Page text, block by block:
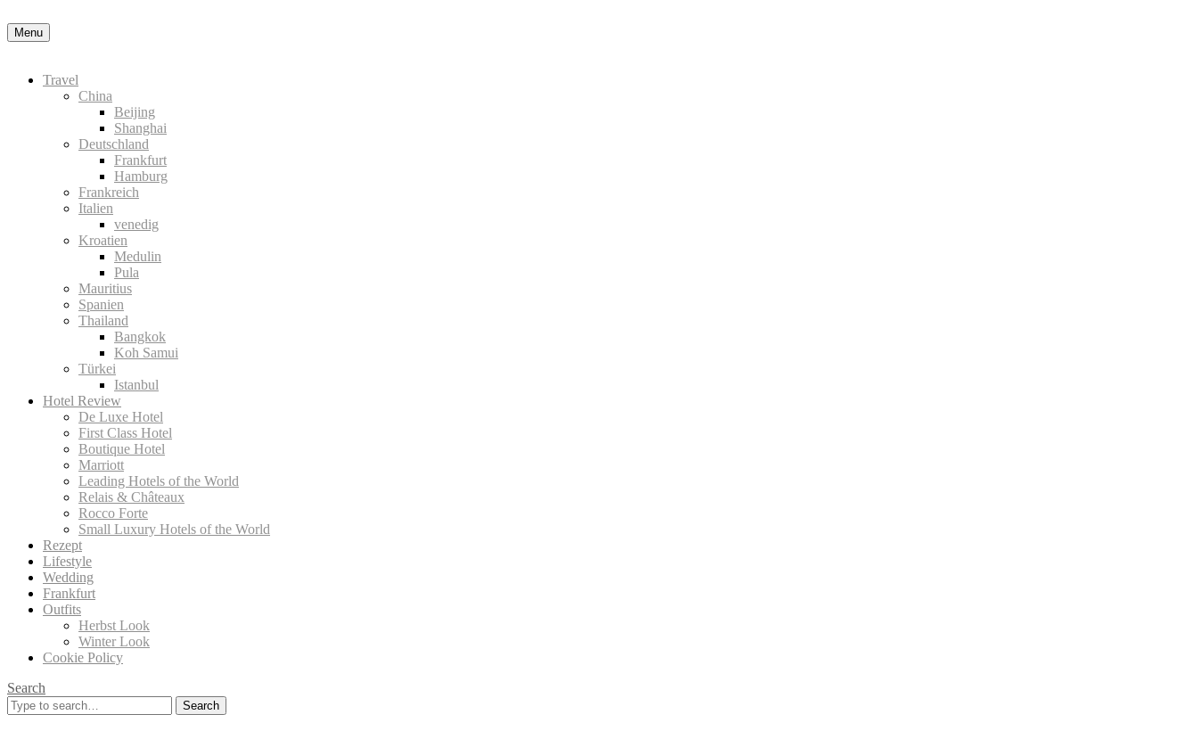
Menu
Travel
China
Beijing
Shanghai
Deutschland
Frankfurt
Hamburg
Frankreich
Italien
venedig
Kroatien
Medulin
Pula
Mauritius
Spanien
Thailand
Bangkok
Koh Samui
Türkei
Istanbul
Hotel Review
De Luxe Hotel
First Class Hotel
Boutique Hotel
Marriott
Leading Hotels of the World
Relais & Châteaux
Rocco Forte
Small Luxury Hotels of the World
Rezept
Lifestyle
Wedding
Frankfurt
Outfits
Herbst Look
Winter Look
Cookie Policy
Search
Search
for: